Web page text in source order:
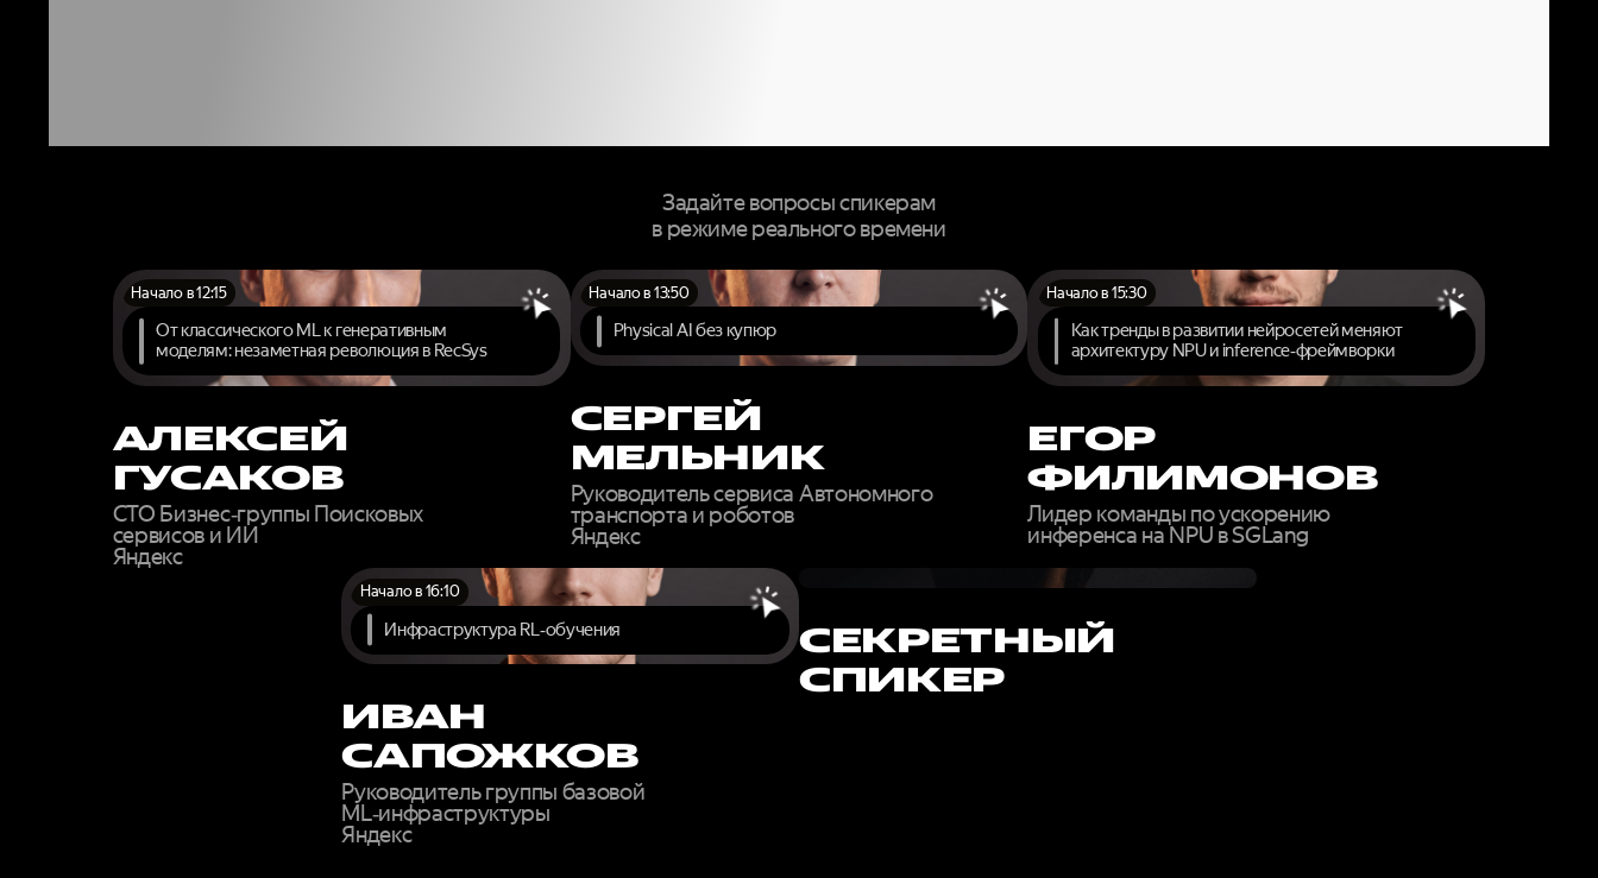
Задайте вопросы спикерам
в режиме реального времени
Начало в 12:15
От классического ML к генеративным
моделям: незаметная революция в RecSys
АЛЕКСЕЙ
ГУСАКОВ
CTO Бизнес‑группы Поисковых
сервисов и ИИ
Яндекс
Начало в 13:50
Physical AI без купюр
СЕРГЕЙ
МЕЛЬНИК
Руководитель сервиса Автономного
транспорта и роботов
Яндекс
Начало в 15:30
Как тренды в развитии нейросетей меняют
архитектуру NPU и inference‑фреймворки
ЕГОР
ФИЛИМОНОВ
Лидер команды по ускорению
инференса на NPU в SGLang
Начало в 16:10
Инфраструктура RL‑обучения
ИВАН
САПОЖКОВ
Руководитель группы базовой
ML‑инфраструктуры
Яндекс
СЕКРЕТНЫЙ
СПИКЕР